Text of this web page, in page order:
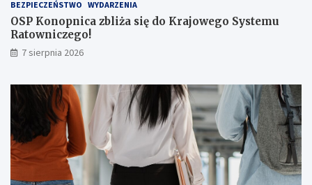
a
ż
e
r
!
BEZPIECZEŃSTWO WYDARZENIA
OSP Konopnica zbliża się do Krajowego Systemu
Ratowniczego!
7 sierpnia 2026